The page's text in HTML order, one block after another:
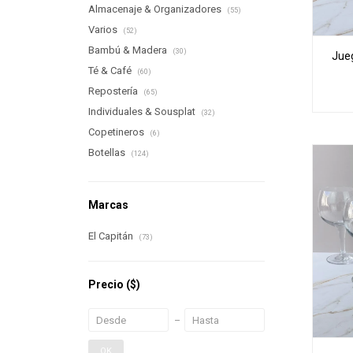
Almacenaje & Organizadores (55)
Varios (52)
Bambú & Madera (30)
Té & Café (60)
Repostería (65)
Individuales & Sousplat (32)
Copetineros (6)
Botellas (124)
Marcas
El Capitán (73)
Precio ($)